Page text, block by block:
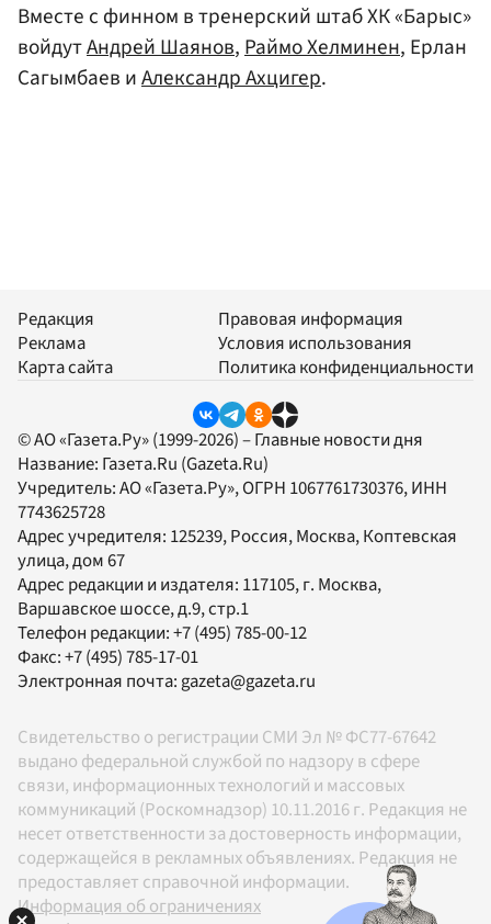
Вместе с финном в тренерский штаб ХК «Барыс»
войдутАндрей Шаянов,Раймо Хелминен, Ерлан
Сагымбаев иАлександр Ахцигер.
Редакция
Реклама
Карта сайта
Правовая информация
Условия использования
Политика конфиденциальности
© АО «Газета.Ру» (1999-2026) – Главные новости дня
Название: Газета.Ru (Gazeta.Ru)
Учредитель:АО «Газета.Ру», ОГРН 1067761730376, ИНН
7743625728
Адрес учредителя: 125239, Россия, Москва, Коптевская
улица, дом 67
Адрес редакции и издателя: 117105, г. Москва,
Варшавское шоссе, д.9, стр.1
Телефон редакции:+7 (495) 785-00-12
Факс:+7 (495) 785-17-01
Электронная почта:gazeta@gazeta.ru
Свидетельство о регистрации СМИ Эл № ФС77-67642
выдано федеральной службой по надзору в сфере
связи, информационных технологий и массовых
коммуникаций (Роскомнадзор) 10.11.2016 г. Редакция не
несет ответственности за достоверность информации,
содержащейся в рекламных объявлениях. Редакция не
предоставляет справочной информации.
Информация об ограничениях